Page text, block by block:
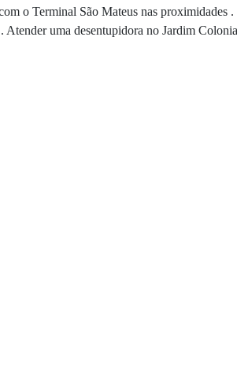
o Terminal São Mateus nas
uma desentupidora no Jardim